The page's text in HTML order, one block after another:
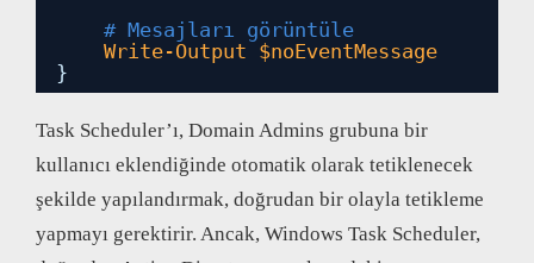
# Mesajları görüntüle
Write-Output $noEventMessage
}
Task Scheduler’ı, Domain Admins grubuna bir
kullanıcı eklendiğinde otomatik olarak tetiklenecek
şekilde yapılandırmak, doğrudan bir olayla tetikleme
yapmayı gerektirir. Ancak, Windows Task Scheduler,